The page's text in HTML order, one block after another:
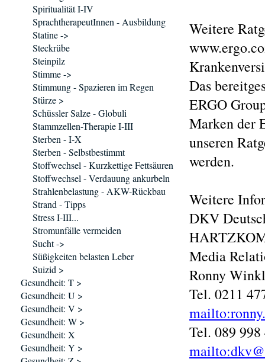
Weitere
Das
ERGO
Marken der
unseren
werden.
Weitere
DKV
Media
Ronny
Tel. 0211
Tel. 089
Spiritualität I-IV
SprachtherapeutInnen - Ausbildung
Statine ->
Steckrübe
Steinpilz
Stimme ->
Stimmung - Spazieren im Regen
Stürze >
Schüssler Salze - Globuli
Stammzellen-Therapie I-III
Sterben - I-X
Sterben - Selbstbestimmt
Stoffwechsel - Kurzkettige Fettsäuren
Stoffwechsel - Verdauung ankurbeln
Strahlenbelastung - AKW-Rückbau
Strand - Tipps
Stress I-III...
Stromunfälle vermeiden
Sucht ->
Süßigkeiten belasten Leber
Suizid >
Gesundheit: T >
Gesundheit: U >
Gesundheit: V >
Gesundheit: W >
Gesundheit: X
Gesundheit: Y >